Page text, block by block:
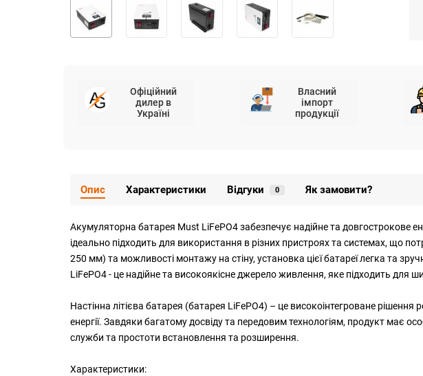
Офіційний
дилер в
Україні
Власний
імпорт
продукції
Опис Характеристики Відгуки 0 Як замовити?
Акумуляторна батарея Must LiFePO4 забезпечує надійне та довгострокове
ідеально підходить для використання в різних пристроях та системах, що
250 мм) та можливості монтажу на стіну, установка цієї батареї легка та
LiFePO4 - це надійне та високоякісне джерело живлення, яке підходить для
Настінна літієва батарея (батарея LiFePO4) – це високоінтегроване
енергії. Завдяки багатому досвіду та передовим технологіям, продукт має
служби та простоти встановлення та розширення.
Характеристики: